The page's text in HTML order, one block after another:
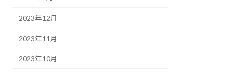
2023年12月
2023年11月
2023年10月